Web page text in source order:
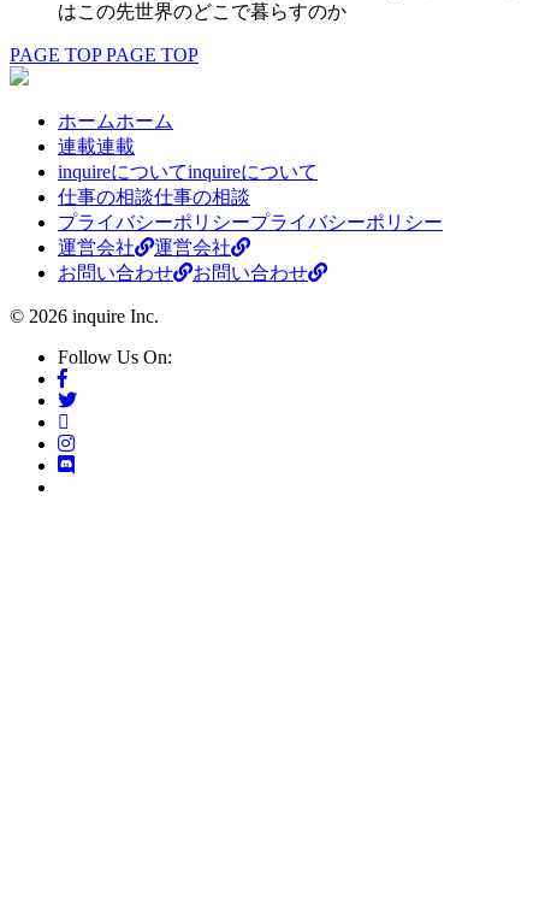
はこの先世界のどこで暮らすのか
PAGE TOP PAGE TOP
ホームホーム
連載連載
inquireについてinquireについて
仕事の相談仕事の相談
プライバシーポリシープライバシーポリシー
運営会社
運営会社
お問い合わせ
お問い合わせ
© 2026 inquire Inc.
Follow Us On: